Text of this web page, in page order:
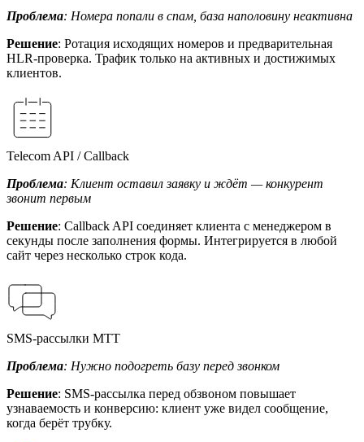
Проблема: Номера попали в спам, база наполовину неактивна
Решение: Ротация исходящих номеров и предварительная
HLR-проверка. Трафик только на активных и достижимых
клиентов.
Telecom API / Callback
Проблема: Клиент оставил заявку и ждёт — конкурент
звонит первым
Решение: Callback API соединяет клиента с менеджером в
секунды после заполнения формы. Интегрируется в любой
сайт через несколько строк кода.
SMS-рассылки МТТ
Проблема: Нужно подогреть базу перед звонком
Решение: SMS-рассылка перед обзвоном повышает
узнаваемость и конверсию: клиент уже видел сообщение,
когда берёт трубку.